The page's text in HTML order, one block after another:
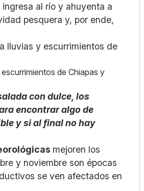
al río y ahuyenta a
pesquera y, por ende,
de Chiapas y
con dulce, los
encontrar algo de
y si al final no hay
mejoren los
y noviembre son épocas
se ven afectados en